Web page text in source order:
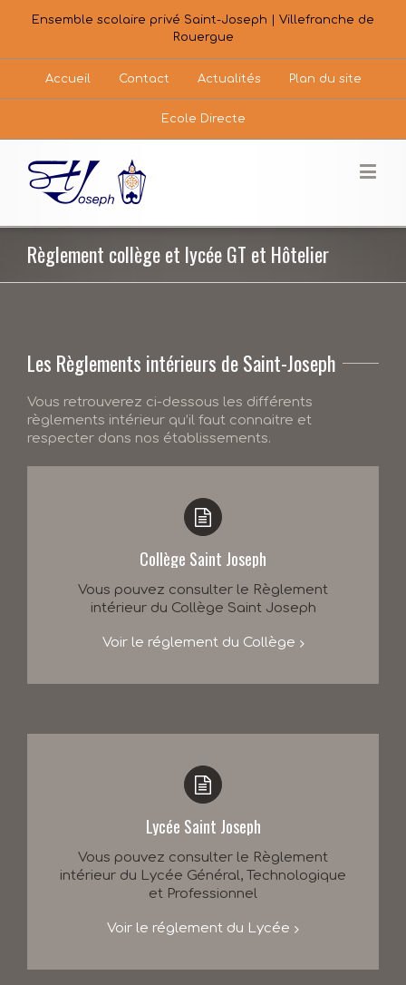
Ensemble scolaire privé Saint-Joseph | Villefranche de
Rouergue
Accueil Contact Actualités Plan du site
Ecole Directe
Règlement collège et lycée GT et Hôtelier
Les Règlements intérieurs de Saint-Joseph
Vous retrouverez ci-dessous les différents
règlements intérieur qu’il faut connaitre et
respecter dans nos établissements.
Collège Saint Joseph
Vous pouvez consulter le Règlement
intérieur du Collège Saint Joseph
Voir le réglement du Collège
Lycée Saint Joseph
Vous pouvez consulter le Règlement
intérieur du Lycée Général, Technologique
et Professionnel
Voir le réglement du Lycée